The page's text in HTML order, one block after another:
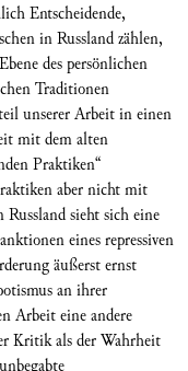
Entscheidende,
in Russland zählen,
des persönlichen
Traditionen
unserer Arbeit in einen
mit dem alten
Praktiken“
aber nicht mit
sieht sich eine
eines repressiven
äußerst ernst
an ihrer
Arbeit eine andere
Kritik als der Wahrheit